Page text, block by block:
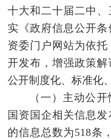
十大和二十届二中
实《政府信息公开
资委门户网站为依
开发布，增强政策
公开制度化、标准化
（一）主动公开
国资国企相关信息
的信息总数为518条